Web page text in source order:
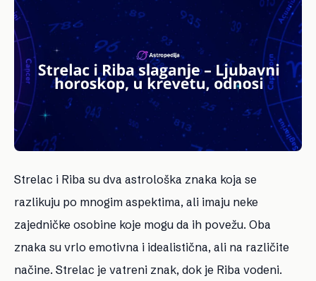
Strelac i Riba su dva astrološka znaka koja se
razlikuju po mnogim aspektima, ali imaju neke
zajedničke osobine koje mogu da ih povežu. Oba
znaka su vrlo emotivna i idealistična, ali na različite
načine. Strelac je vatreni znak, dok je Riba vodeni.